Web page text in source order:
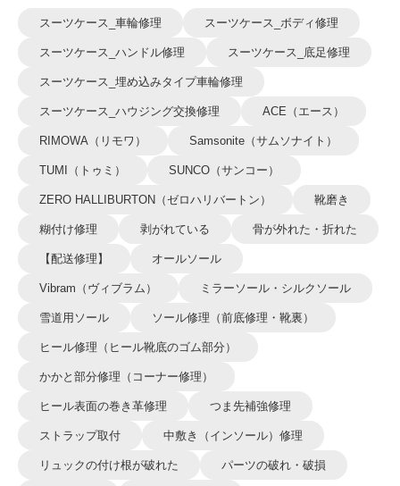
スーツケース_車輪修理 スーツケース_ボディ修理
スーツケース_ハンドル修理 スーツケース_底足修理
スーツケース_埋め込みタイプ車輪修理
スーツケース_ハウジング交換修理 ACE（エース）
RIMOWA（リモワ） Samsonite（サムソナイト）
TUMI（トゥミ） SUNCO（サンコー）
ZERO HALLIBURTON（ゼロハリバートン） 靴磨き
糊付け修理 剥がれている 骨が外れた・折れた
【配送修理】 オールソール
Vibram（ヴィブラム） ミラーソール・シルクソール
雪道用ソール ソール修理（前底修理・靴裏）
ヒール修理（ヒール靴底のゴム部分）
かかと部分修理（コーナー修理）
ヒール表面の巻き革修理 つま先補強修理
ストラップ取付 中敷き（インソール）修理
リュックの付け根が破れた パーツの破れ・破損